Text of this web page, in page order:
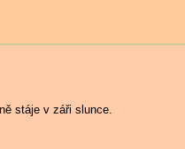
stáje v záři slunce.